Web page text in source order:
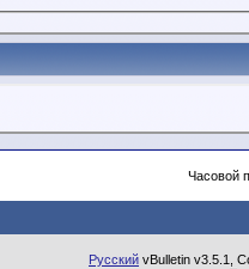
Часовой
Русский vBulletin v3.5.1,